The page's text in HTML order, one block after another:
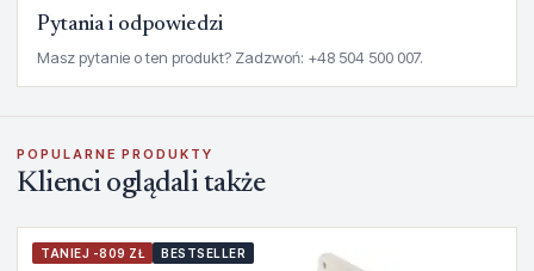
Pytania i odpowiedzi
Masz pytanie o ten produkt? Zadzwoń: +48 504 500 007.
POPULARNE PRODUKTY
Klienci oglądali także
TANIEJ -809 ZŁ BESTSELLER